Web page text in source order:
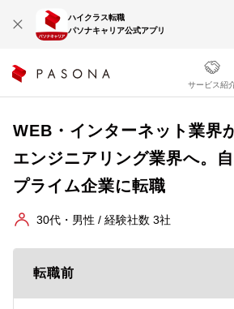
ハイクラス転職
パソナキャリア公式アプリ
サービス紹
WEB・インターネット業界
エンジニアリング業界へ。
プライム企業に転職
30代・男性 / 経験社数 3社
転職前